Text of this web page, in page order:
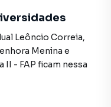
finamente
adulta, piscina
de Hidromassagem
Leôncio Correia,
Menina e
II - FAP ficam nessa